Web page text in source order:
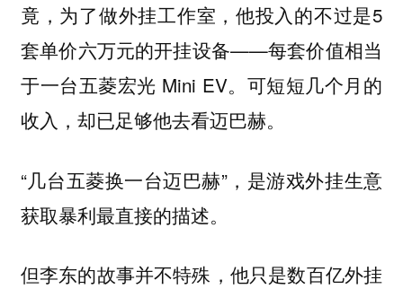
竟，为了做外挂工作室，他投入的不过是5
套单价六万元的开挂设备——每套价值相当
于一台五菱宏光 Mini EV。可短短几个月的
收入，却已足够他去看迈巴赫。
“几台五菱换一台迈巴赫”，是游戏外挂生意
获取暴利最直接的描述。
但李东的故事并不特殊，他只是数百亿外挂